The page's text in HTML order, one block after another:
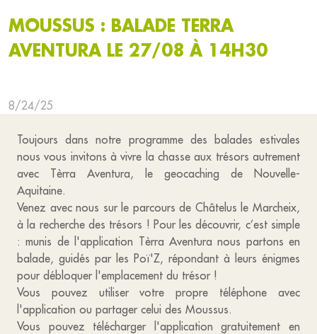
MOUSSUS : BALADE TERRA
AVENTURA LE 27/08 À 14H30
8/24/25
Toujours dans notre programme des balades estivales
nous vous invitons à vivre la chasse aux trésors autrement
avec Tèrra Aventura, le geocaching de Nouvelle-
Aquitaine.
Venez avec nous sur le parcours de Châtelus le Marcheix,
à la recherche des trésors ! Pour les découvrir, c’est simple
: munis de l'application Tèrra Aventura nous partons en
balade, guidés par les Poï'Z, répondant à leurs énigmes
pour débloquer l'emplacement du trésor !
Vous pouvez utiliser votre propre téléphone avec
l'application ou partager celui des Moussus.
Vous pouvez télécharger l'application gratuitement en